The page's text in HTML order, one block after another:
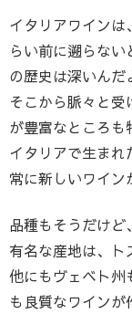
イタリアワイン
らい前に遡らな
の歴史は深いんだ
そこから脈々と
が豊富なところも
イタリアで生まれ
常に新しいワイン
品種もそうだけど
有名な産地は、ト
他にもヴェベト州
も良質なワインが